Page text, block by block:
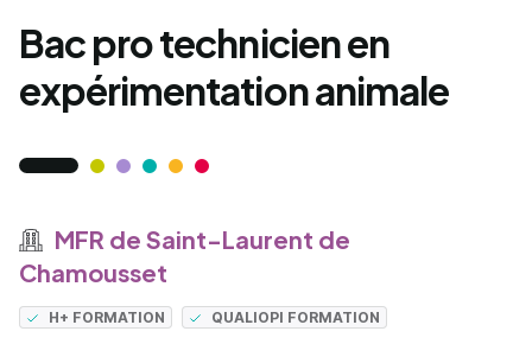
Bac pro technicien en
expérimentation animale
MFR de Saint-Laurent de
Chamousset
H+ FORMATION QUALIOPI FORMATION